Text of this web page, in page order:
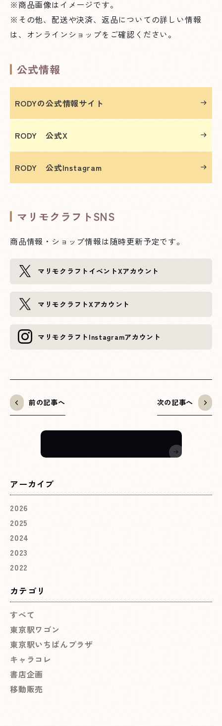
※商品画像はイメージです。
※その他、配送や決済、返品についての詳しい情報
は、オンラインショップをご確認ください。
公式情報
RODYの公式情報サイト
RODY 公式X
RODY 公式Instagram
マリモクラフトSNS
商品情報・ショップ情報は随時更新予定です。
XXXへページ遷移します。
マリモクラフト イベントXアカウント
XXXへページ遷移します。
マリモクラフトXアカウント
XXXへページ遷移します。
マリモクラフト Instagramアカウント
前の記事へ 次の記事へ
アーカイブ
2026
2025
2024
2023
2022
カテゴリ
すべて
東京駅ワゴン
東京駅いちばんプラザ
キャラコレ
書店企画
移動販売